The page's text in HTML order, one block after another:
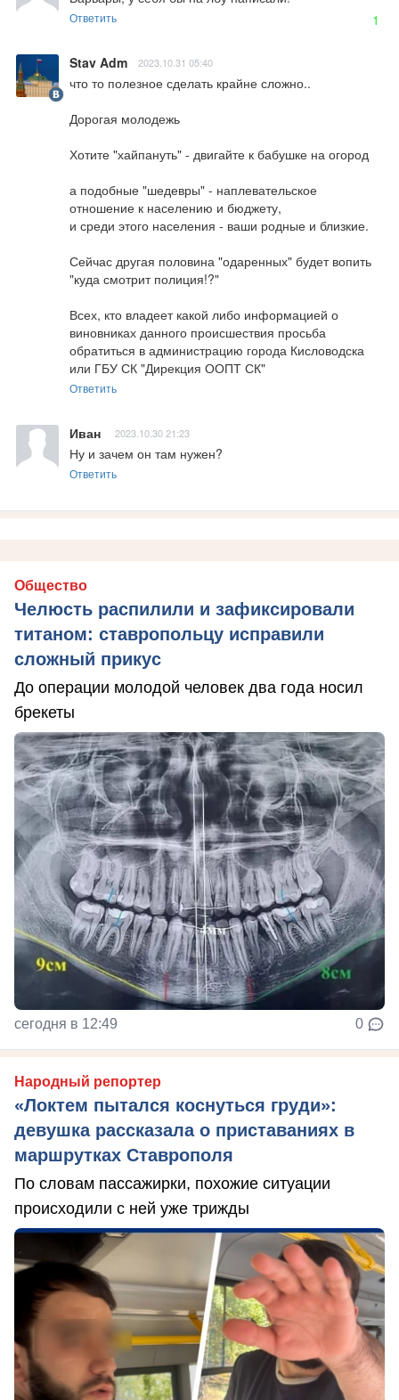
Ответить 1
Stav Adm 2023.10.31 05:40
что то полезное сделать крайне сложно..
Дорогая молодежь
Хотите "хайпануть" - двигайте к бабушке на огород
а подобные "шедевры" - наплевательское
отношение к населению и бюджету,
и среди этого населения - ваши родные и близкие.
Сейчас другая половина "одаренных" будет вопить
"куда смотрит полиция!?"
Всех, кто владеет какой либо информацией о
виновниках данного происшествия просьба
обратиться в администрацию города Кисловодска
или ГБУ СК "Дирекция ООПТ СК"
Ответить
Иван 2023.10.30 21:23
Ну и зачем он там нужен?
Ответить
Общество
Челюсть распилили и зафиксировали
титаном: ставропольцу исправили
сложный прикус
До операции молодой человек два года носил
брекеты
сегодня в 12:49 0
Народный репортер
«Локтем пытался коснуться груди»:
девушка рассказала о приставаниях в
маршрутках Ставрополя
По словам пассажирки, похожие ситуации
происходили с ней уже трижды